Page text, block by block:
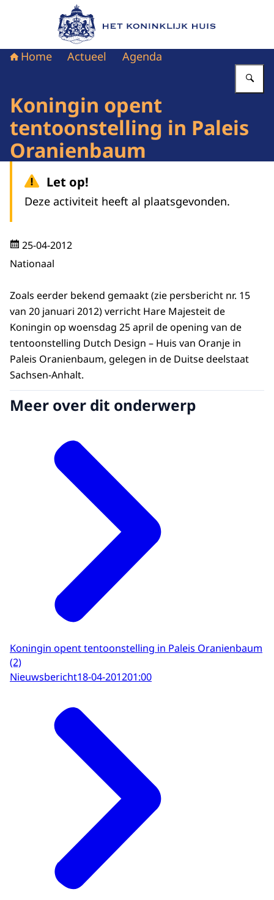
Naar de homepage van Het Koninklijk Huis
Home Actueel Agenda
Koningin opent
tentoonstelling in Paleis
Oranienbaum
Let op!
Deze activiteit heeft al plaatsgevonden.
25-04-2012
Nationaal
Zoals eerder bekend gemaakt (zie persbericht nr. 15
van 20 januari 2012) verricht Hare Majesteit de
Koningin op woensdag 25 april de opening van de
tentoonstelling Dutch Design – Huis van Oranje in
Paleis Oranienbaum, gelegen in de Duitse deelstaat
Sachsen-Anhalt.
Meer over dit onderwerp
Koningin opent tentoonstelling in Paleis Oranienbaum
(2)
Nieuwsbericht18-04-201201:00